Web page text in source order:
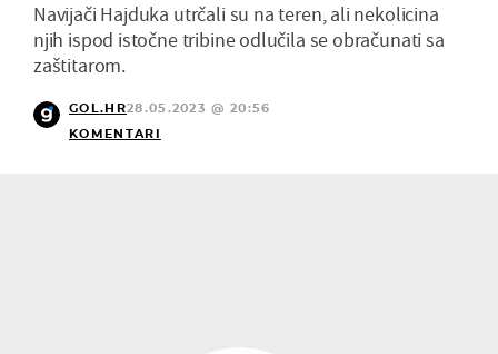
Navijači Hajduka utrčali su na teren, ali nekolicina
njih ispod istočne tribine odlučila se obračunati sa
zaštitarom.
GOL.HR28.05.2023 @ 20:56
KOMENTARI